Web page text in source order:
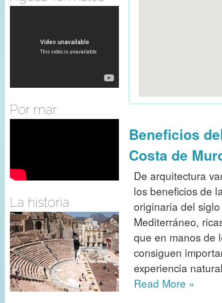
Por mar
La historia
Beneficios
Costa de
De arquitectura
los beneficios de
originaria del
Mediterráneo,
que en manos de
consiguen
experiencia
Read More »